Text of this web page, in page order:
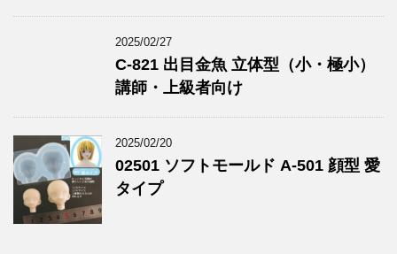
2025/02/27
C-821 出目金魚 立体型（小・極小）
講師・上級者向け
2025/02/20
02501 ソフトモールド A-501 顔型 愛
タイプ